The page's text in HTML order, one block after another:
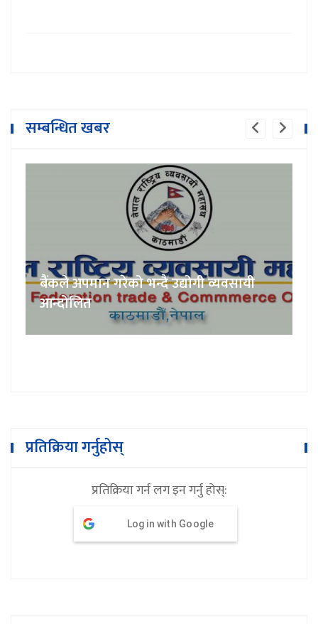
सम्बन्धित खबर
बैंकले अपमान गरेको भन्दै उद्योगी व्यवसायी
आन्दोलित
प्रतिक्रिया गर्नुहोस्
प्रतिक्रिया गर्न लग इन गर्नु होस्:
Log in with Google